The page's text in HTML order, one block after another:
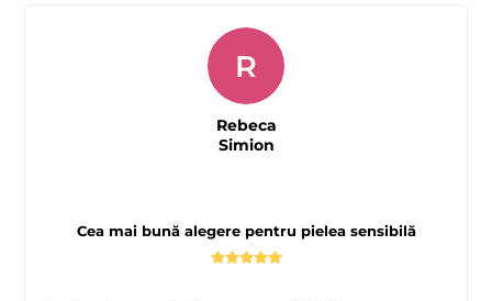
Cea mai bună alegere pentru pielea sensibilă
R
Rebeca
Simion